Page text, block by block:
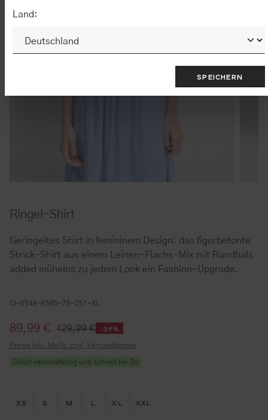
Ringel-Shirt
Geringeltes Shirt in femininem Design: das figurbetonte
Strick-Shirt aus einem Leinen-Flachs-Mix mit Rundhals
added mühelos zu jedem Look ein Fashion-Upgrade.
CI-6548-6585-75-251-XL
Verkaufspreis:
89,99 € 129,99 € -31%
Preise inkl. MwSt. zzgl. Versandkosten
Sofort versandfertig und schnell bei Dir
Größe wählen
XS Größe wählen
S Größe wählen
M Größe wählen
L Größe wählen
XL Größe wählen
XXL
Land:
SPEICHERN